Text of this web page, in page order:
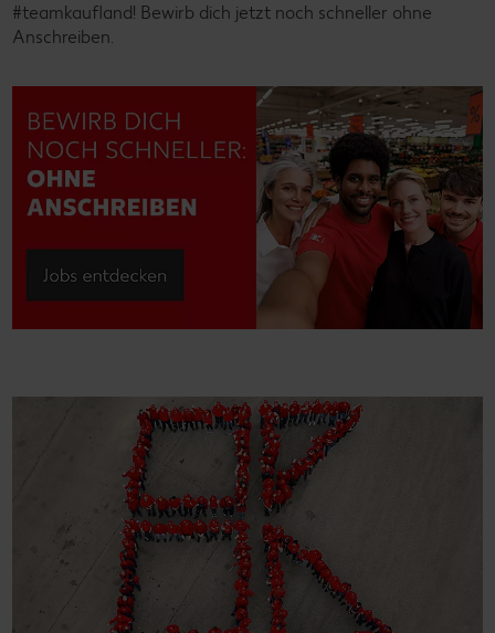
#teamkaufland! Bewirb dich jetzt noch schneller ohne
Anschreiben.